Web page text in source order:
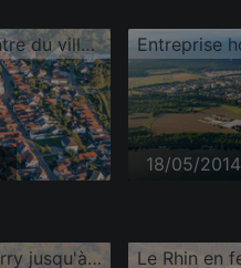
Église au centre du village
18/05/2014
Le Rhin en ferry jusqu'à Leimersheim